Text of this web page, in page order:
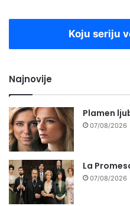
Koju seriju
Najnovije
Plamen
07/08/2026
La
07/08/2026